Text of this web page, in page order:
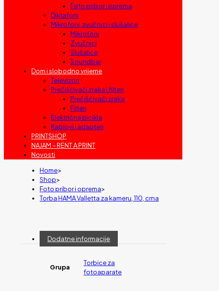
Foto pribor i oprema
Diktafoni
Mikrofoni, zvučnici i slušalice
Mikrofoni
Zvučnici
Slušalice
Soundbar
Dom i slobodno vrijeme
Televizori
Prečišćivači zraka i filteri
Prečišćivači zraka
Filteri
Električna bicikla
Kablovi i adapteri
PRINTSHOP
NAJAM – RENT A PRINT
Novosti
Home>
Shop>
Foto pribor i oprema>
Torba HAMA Valletta za kameru, 110, crna
Dodatne informacije
Grupa
Torbice za
fotoaparate